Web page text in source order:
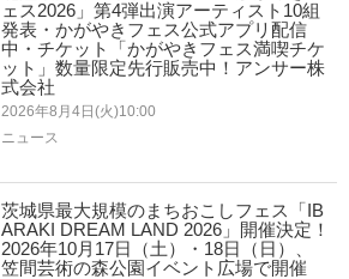
ェス2026」第4弾出演アーティスト10組
発表・かがやきフェス公式アプリ配信
中・チケット「かがやきフェス満喫チケ
ット」数量限定先行販売中！アンサー株
式会社
2026年8月4日(火)10:00
ニュース
茨城県最大規模のまちおこしフェス「IB
ARAKI DREAM LAND 2026」開催決定！
2026年10月17日（土）・18日（日）、
笠間芸術の森公園イベント広場で開催